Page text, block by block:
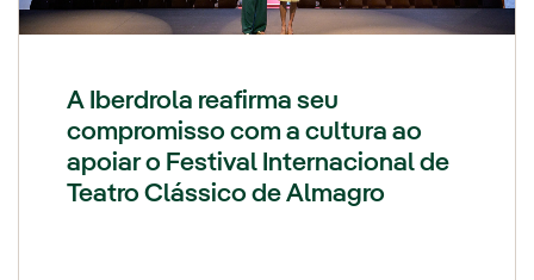
A Iberdrola reafirma seu
compromisso com a cultura ao
apoiar o Festival Internacional de
Teatro Clássico de Almagro